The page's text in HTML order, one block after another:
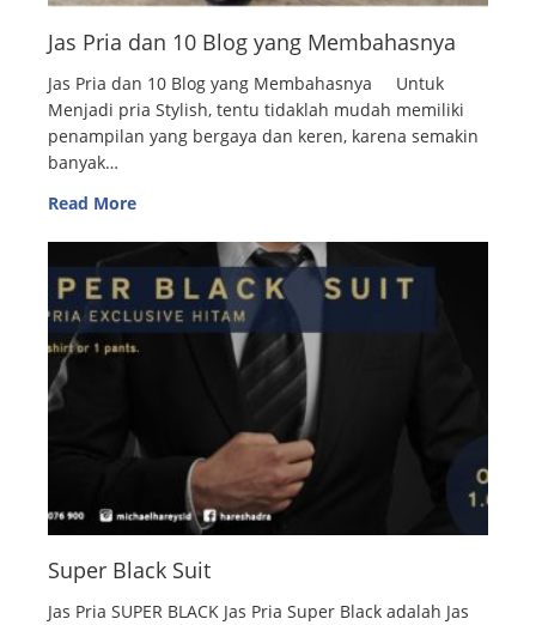
Jas Pria dan 10 Blog yang Membahasnya
Jas Pria dan 10 Blog yang Membahasnya Untuk
Menjadi pria Stylish, tentu tidaklah mudah memiliki
penampilan yang bergaya dan keren, karena semakin
banyak…
Read More
Super Black Suit
Jas Pria SUPER BLACK Jas Pria Super Black adalah Jas